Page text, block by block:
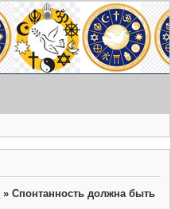
»Спонтанность должна быть